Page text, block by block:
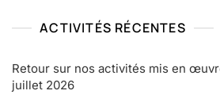
ACTIVITÉS RÉCENTES
Retour sur nos activités mis en
juillet 2026